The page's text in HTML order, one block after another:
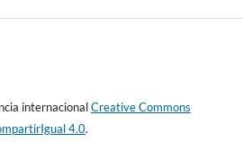
internacionalCreative Commons
4.0.